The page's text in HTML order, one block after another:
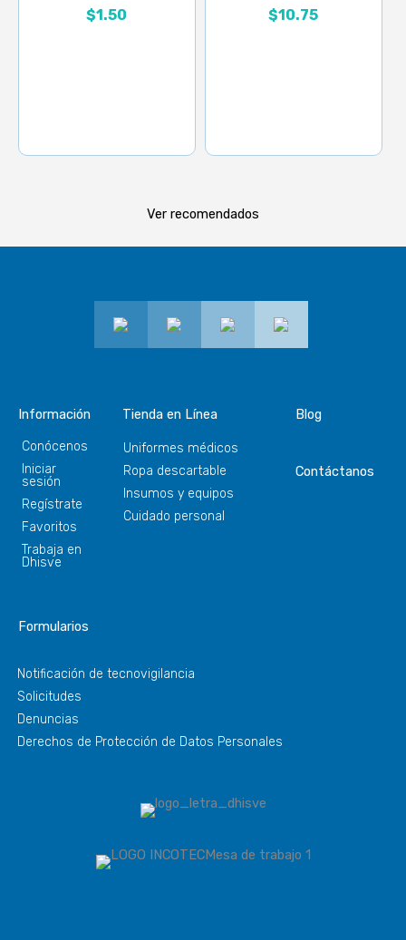
$1.50 $10.75
Ver recomendados
Información
Conócenos
Iniciar
sesión
Regístrate
Favoritos
Trabaja en
Dhisve
Tienda en Línea
Uniformes médicos
Ropa descartable
Insumos y equipos
Cuidado personal
Blog
Contáctanos
Formularios
Notificación de tecnovigilancia
Solicitudes
Denuncias
Derechos de Protección de Datos Personales